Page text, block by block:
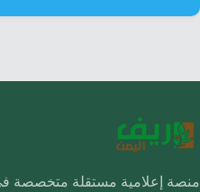
منصة إعلامية مستقلة متخصصة